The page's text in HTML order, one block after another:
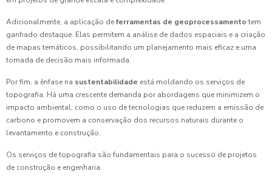
Adicionalmente, a aplicação deferramentas de geoprocessamento tem
ganhado destaque. Elas permitem a análise de dados espaciais e a criação
de mapas temáticos, possibilitando um planejamento mais eficaz e uma
tomada de decisão mais informada.
Por fim, a ênfase na sustentabilidade está moldando os serviços de
topografia. Há uma crescente demanda por abordagens que minimizem o
impacto ambiental, como o uso de tecnologias que reduzem a emissão de
carbono e promovem a conservação dos recursos naturais durante o
levantamento e construção.
Os serviços de topografia são fundamentais para o sucesso de projetos
de construção e engenharia.